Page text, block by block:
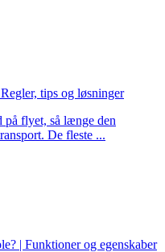
tips og løsninger
på flyet, så længe den
De fleste ...
| Funktioner og egenskaber